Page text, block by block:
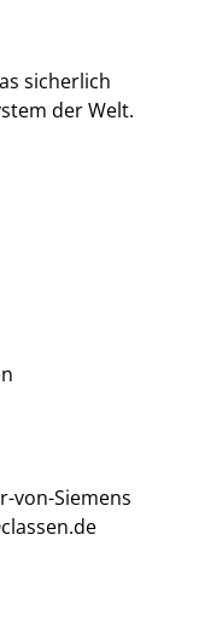
sicherlich
der Welt.
von-Siemens